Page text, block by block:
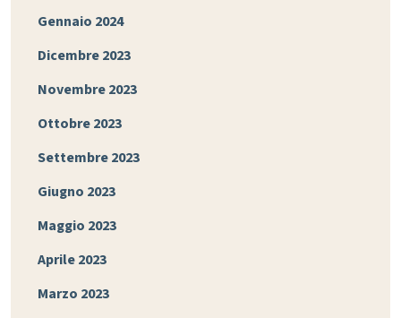
Gennaio 2024
Dicembre 2023
Novembre 2023
Ottobre 2023
Settembre 2023
Giugno 2023
Maggio 2023
Aprile 2023
Marzo 2023